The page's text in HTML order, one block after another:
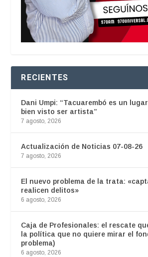
RECIENTES
Dani Umpi: “Tacuarembó es un
bien visto ser artista”
7 agosto, 2026
Actualización de Noticias 07-08-26
7 agosto, 2026
El nuevo problema de la trata:
realicen delitos»
6 agosto, 2026
Caja de Profesionales: el rescate
la política que no quiere mirar el
problema)
6 agosto, 2026